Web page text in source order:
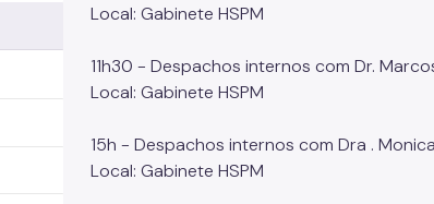
Local: Gabinete HSPM
11h30 - Despachos internos com Dr.
Local: Gabinete HSPM
15h - Despachos internos com Dra .
Local: Gabinete HSPM